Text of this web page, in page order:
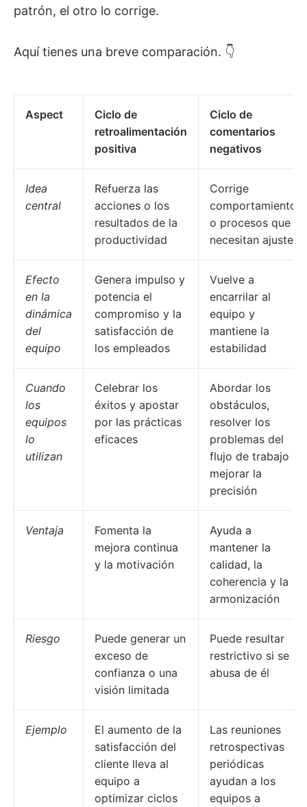
patrón, el otro lo corrige.
Aquí tienes una breve comparación. 👇
Aspect
Ciclo de
retroalimentación
positiva
Ciclo de
comentarios
negativos
Idea
central
Refuerza las
acciones o los
resultados de la
productividad
Corrige
comportamientos
o procesos que
necesitan ajustes
Efecto
en la
dinámica
del
equipo
Genera impulso y
potencia el
compromiso y la
satisfacción de
los empleados
Vuelve a
encarrilar al
equipo y
mantiene la
estabilidad
Cuando
los
equipos
lo
utilizan
Celebrar los
éxitos y apostar
por las prácticas
eficaces
Abordar los
obstáculos,
resolver los
problemas del
flujo de trabajo y
mejorar la
precisión
Ventaja
Fomenta la
mejora continua
y la motivación
Ayuda a
mantener la
calidad, la
coherencia y la
armonización
Riesgo
Puede generar un
exceso de
confianza o una
visión limitada
Puede resultar
restrictivo si se
abusa de él
Ejemplo
El aumento de la
satisfacción del
cliente lleva al
equipo a
optimizar ciclos
Las reuniones
retrospectivas
periódicas
ayudan a los
equipos a